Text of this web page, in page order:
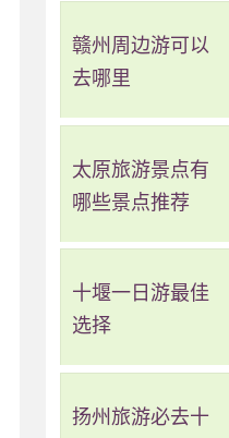
赣州周边游可以
去哪里
太原旅游景点有
哪些景点推荐
十堰一日游最佳
选择
扬州旅游必去十